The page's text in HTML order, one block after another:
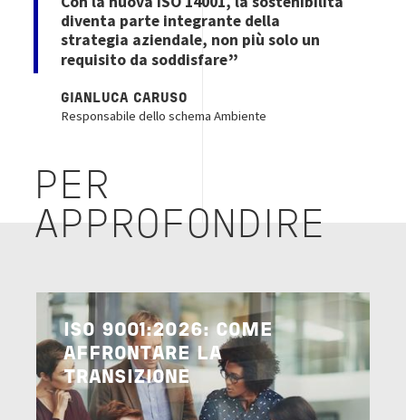
diventa parte integrante della
strategia aziendale, non più solo un
requisito da soddisfare
GIANLUCA CARUSO
Responsabile dello schema Ambiente
PER
APPROFONDIRE
Image
ISO 9001:2026: COME
AFFRONTARE LA
TRANSIZIONE